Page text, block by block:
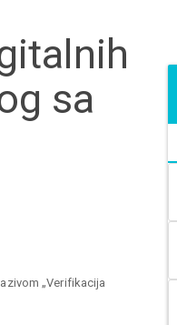
sa
„Verifikacija